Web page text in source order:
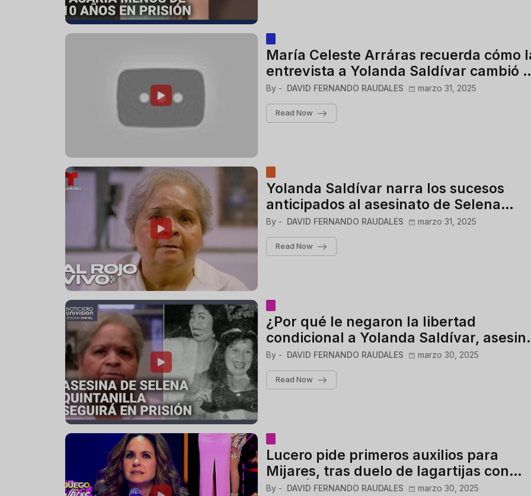
María Celeste Arráras recuerda cómo
entrevista a Yolanda Saldívar cambió
carrera
By - DAVID FERNANDO RAUDALES marzo 31, 2025
Read Now
Yolanda Saldívar narra los sucesos
anticipados al asesinato de Selena
Quintanilla
By - DAVID FERNANDO RAUDALES marzo 31, 2025
Read Now
¿Por qué le negaron la libertad
condicional a Yolanda Saldívar,
de Selena Quintanilla?
By - DAVID FERNANDO RAUDALES marzo 30, 2025
Read Now
Lucero pide primeros auxilios para
Mijares, tras duelo de lagartijas con
Yahir | Juego de Voces
By - DAVID FERNANDO RAUDALES marzo 30, 2025